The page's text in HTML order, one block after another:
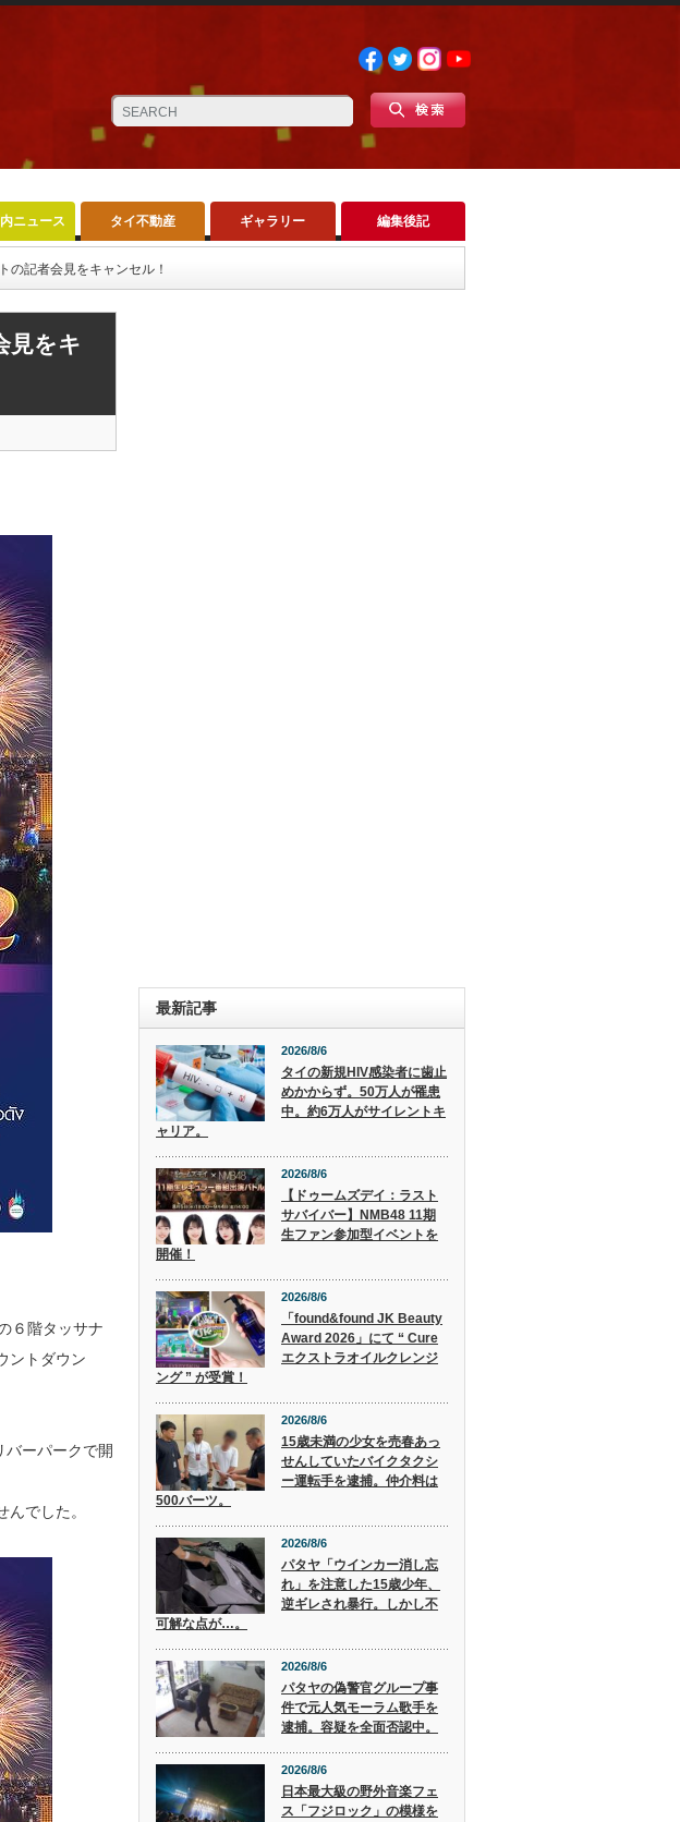
ニュース タイ不動産 ギャラリー 編集後記
の記者会見をキャンセル！
見をキ
６階タッサナ
ントダウン
バーパークで開
でした。
最新記事
2026/8/6
タイの新規HIV感染者に歯止
めかからず。50万人が罹患
中。約6万人がサイレントキ
ャリア。
2026/8/6
【ドゥームズデイ：ラスト
サバイバー】NMB48 11期
生ファン参加型イベントを
開催！
2026/8/6
「found&found JK Beauty
Award 2026」にて “ Cure
エクストラオイルクレンジ
ング ” が受賞！
2026/8/6
15歳未満の少女を売春あっ
せんしていたバイクタクシ
ー運転手を逮捕。仲介料は
500バーツ。
2026/8/6
パタヤ「ウインカー消し忘
れ」を注意した15歳少年、
逆ギレされ暴行。しかし不
可解な点が…。
2026/8/6
パタヤの偽警官グループ事
件で元人気モーラム歌手を
逮捕。容疑を全面否認中。
2026/8/6
日本最大級の野外音楽フェ
ス「フジロック」の模様を